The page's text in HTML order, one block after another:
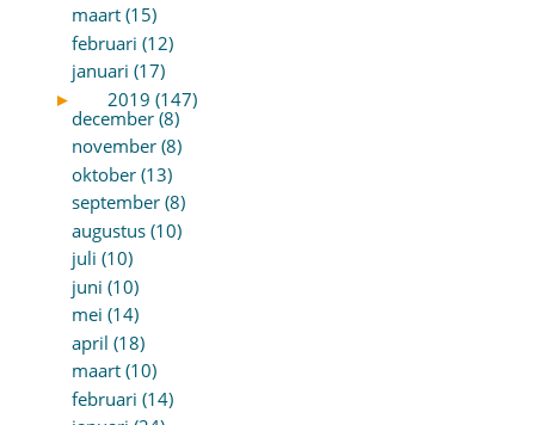
maart (15)
februari (12)
januari (17)
►
2019 (147)
december (8)
november (8)
oktober (13)
september (8)
augustus (10)
juli (10)
juni (10)
mei (14)
april (18)
maart (10)
februari (14)